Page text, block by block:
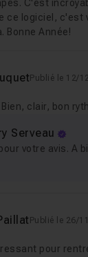
C'est
ce logiciel, c'est
Bonne Année!
Publié le 12/
Bien, clair, bon
Serveau
votre avis. A
Publié le 26/
pour